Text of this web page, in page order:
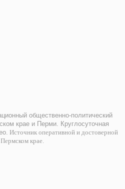
общественно-политический
крае и Перми. Круглосуточная
Источник оперативной и достоверной
крае.